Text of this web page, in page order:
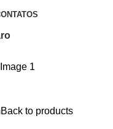
Back to products